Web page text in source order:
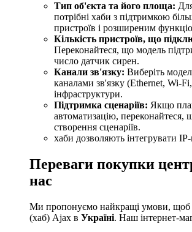
Тип об'єкта та його площа:
потрібні хаби з підтримкою
пристроїв і розширеним
Кількість пристроїв, що
Переконайтеся, що модель
число датчик сирен.
Канали зв'язку: Виберіть
каналами зв'язку (Ethernet, Wi-
інфраструктури.
Підтримка сценаріїв: Якщо
автоматизацію, переконайтеся,
створення сценаріїв.
хаби дозволяють інтегрувати
Переваги покупки
нас
Ми пропонуємо найкращі умови, щоб
(хаб) Ajax в Україні. Наш інтернет-